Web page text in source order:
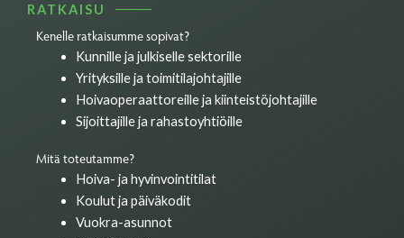
RATKAISU
Kenelle ratkaisumme sopivat?
Kunnille ja julkiselle sektorille
Yrityksille ja toimitilajohtajille
Hoivaoperaattoreille ja kiinteistöjohtajille
Sijoittajille ja rahastoyhtiöille
Mitä toteutamme?
Hoiva- ja hyvinvointitilat
Koulut ja päiväkodit
Vuokra-asunnot